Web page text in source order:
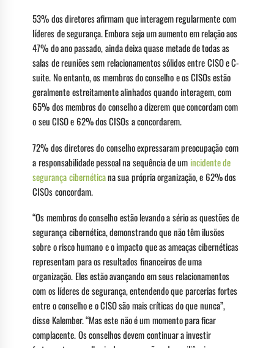
53% dos diretores afirmam que interagem regularmente com
líderes de segurança. Embora seja um aumento em relação aos
47% do ano passado, ainda deixa quase metade de todas as
salas de reuniões sem relacionamentos sólidos entre CISO e C-
suite. No entanto, os membros do conselho e os CISOs estão
geralmente estreitamente alinhados quando interagem, com
65% dos membros do conselho a dizerem que concordam com
o seu CISO e 62% dos CISOs a concordarem.
72% dos diretores do conselho expressaram preocupação com
a responsabilidade pessoal na sequência de um incidente de
segurança cibernéticana sua própria organização, e 62% dos
CISOs concordam.
“Os membros do conselho estão levando a sério as questões de
segurança cibernética, demonstrando que não têm ilusões
sobre o risco humano e o impacto que as ameaças cibernéticas
representam para os resultados financeiros de uma
organização. Eles estão avançando em seus relacionamentos
com os líderes de segurança, entendendo que parcerias fortes
entre o conselho e o CISO são mais críticas do que nunca”,
disse Kalember. “Mas este não é um momento para ficar
complacente. Os conselhos devem continuar a investir